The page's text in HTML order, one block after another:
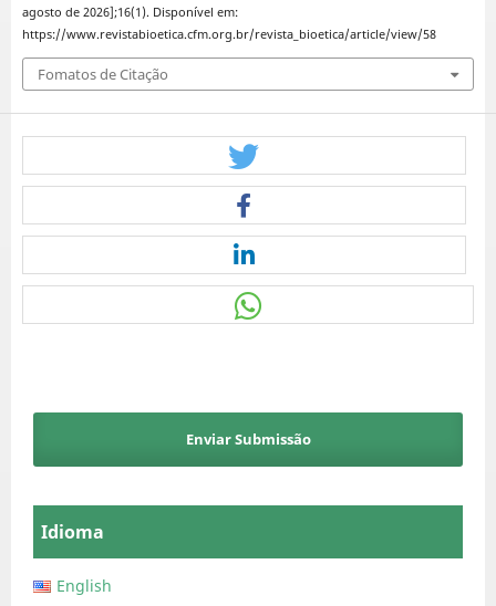
agosto de 2026];16(1). Disponível em:
https://www.revistabioetica.cfm.org.br/revista_bioetica/article/view/58
Fomatos de Citação
Enviar Submissão
Idioma
English